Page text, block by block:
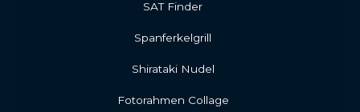
SAT Finder
Spanferkelgrill
Shirataki Nudel
Fotorahmen Collage